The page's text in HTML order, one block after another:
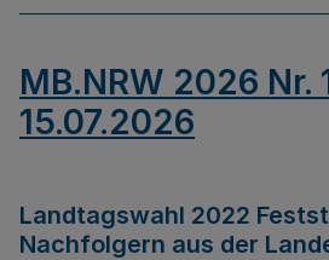
MB.NRW 2026 Nr.
15.07.2026
Landtagswahl 2022
Nachfolgern aus der